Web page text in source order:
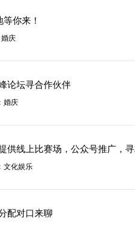
你来！
婚庆
论坛寻合作伙伴
婚庆
供线上比赛场，公众号推广，
文化娱乐
配对口来聊